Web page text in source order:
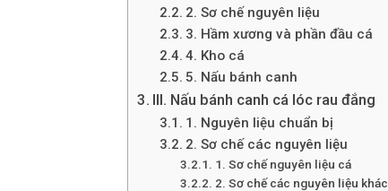
2. Sơ chế nguyên liệu
3. Hầm xương và phần đầu cá
4. Kho cá
5. Nấu bánh canh
III. Nấu bánh canh cá lóc rau đắng
1. Nguyên liệu chuẩn bị
2. Sơ chế các nguyên liệu
1. Sơ chế nguyên liệu cá
2. Sơ chế các nguyên liệu khác